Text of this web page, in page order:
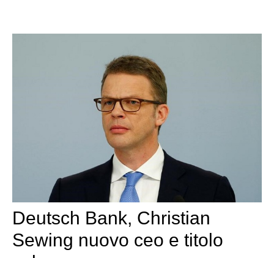
Deutsch Bank, Christian
Sewing nuovo ceo e titolo